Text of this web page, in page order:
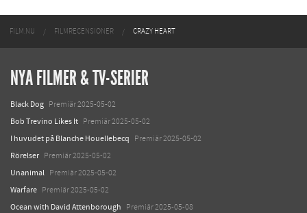
FILM.NU FILMRECENSIONER CRAZY HEART
NYA FILMER & TV-SERIER
Black Dog Premiär 2025-05-02
Bob Trevino Likes It Premiär 2025-05-02
I huvudet på Blanche Houellebecq Premiär 2025-05-02
Rörelser Premiär 2025-05-02
Unanimal Premiär 2025-05-02
Warfare Premiär 2025-05-02
Ocean with David Attenborough Premiär 2025-05-08